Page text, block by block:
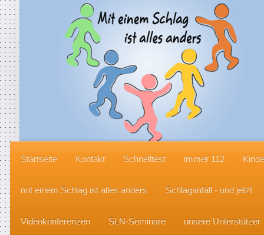
Startseite Kontakt Schnelltest immer 112
mit einem Schlag ist alles anders Schlaganfall - und jetzt
Videokonferenzen SLN-Seminare unsere Unterstützer